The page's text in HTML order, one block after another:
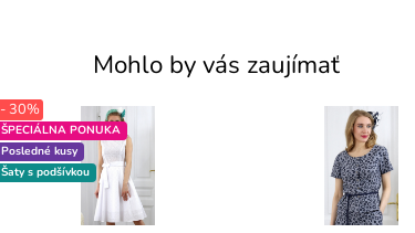
Mohlo by vás zaujímať
ŠPECIÁLNA PONUKA
Posledné kusy
Šaty s podšívkou
- 30%